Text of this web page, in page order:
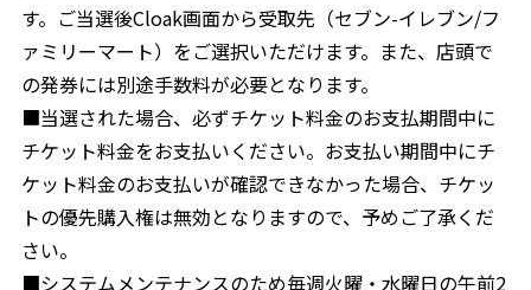
す。ご当選後Cloak画面から受取先（セブン-イレブン/フ
ァミリーマート）をご選択いただけます。また、店頭で
の発券には別途手数料が必要となります。
■当選された場合、必ずチケット料金のお支払期間中に
チケット料金をお支払いください。お支払い期間中にチ
ケット料金のお支払いが確認できなかった場合、チケッ
トの優先購入権は無効となりますので、予めご了承くだ
さい。
■システムメンテナンスのため毎週火曜・水曜日の午前2